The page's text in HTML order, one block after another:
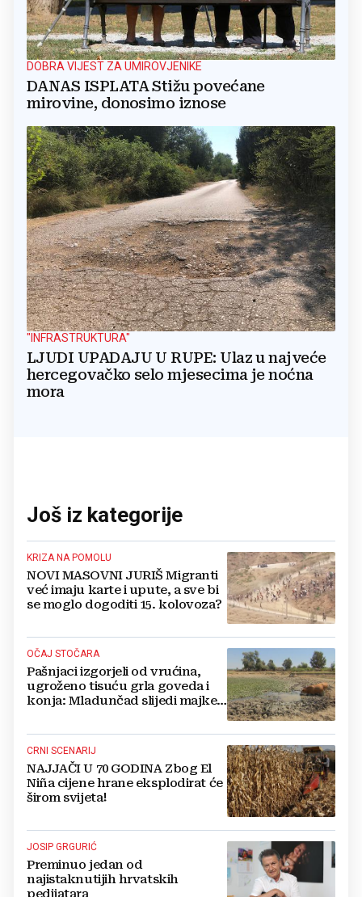
DOBRA VIJEST ZA UMIROVJENIKE
DANAS ISPLATA Stižu povećane
mirovine, donosimo iznose
"INFRASTRUKTURA"
LJUDI UPADAJU U RUPE: Ulaz u najveće
hercegovačko selo mjesecima je noćna
mora
Još iz kategorije
KRIZA NA POMOLU
NOVI MASOVNI JURIŠ Migranti
već imaju karte i upute, a sve bi
se moglo dogoditi 15. kolovoza?
OČAJ STOČARA
Pašnjaci izgorjeli od vrućina,
ugroženo tisuću grla goveda i
konja: Mladunčad slijedi majke,
CRNI SCENARIJ
NAJJAČI U 70 GODINA Zbog El
Niña cijene hrane eksplodirat će
širom svijeta!
JOSIP GRGURIĆ
Preminuo jedan od
najistaknutijih hrvatskih
pedijatara